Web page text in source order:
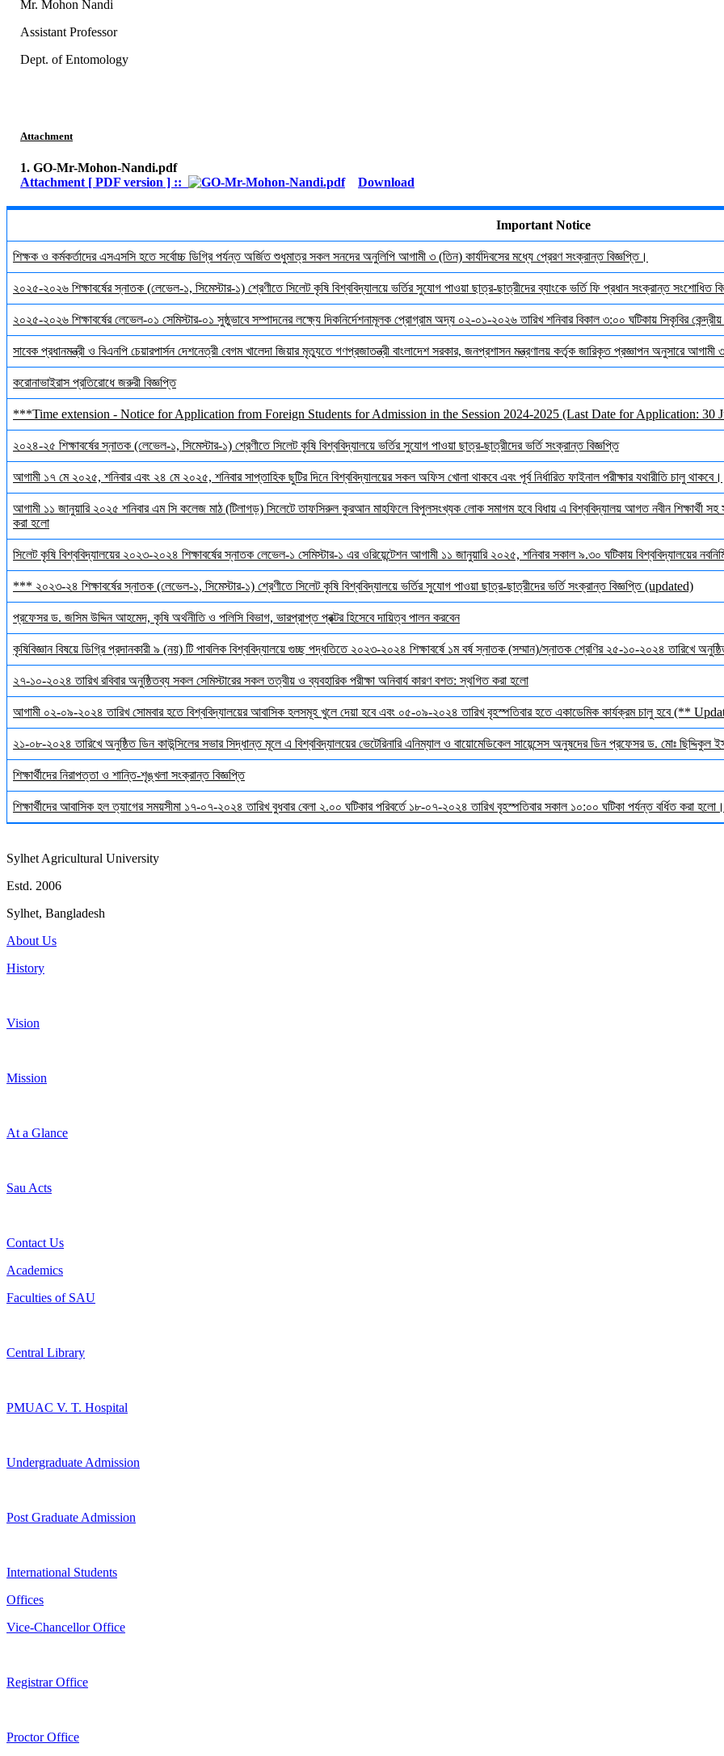
Mr. Mohon Nandi
Assistant Professor
Dept. of Entomology
Attachment
1. GO-Mr-Mohon-Nandi.pdf
Attachment [ PDF version ] ::
Download
Important Notice
শিক্ষক ও কর্মকর্তাদের এসএসসি হতে সর্বোচ্চ ডিগ্রি পর্যন্ত অর্জিত শুধুমাত্র সকল সনদের অনুলিপি আগামী ৩ (তিন) কার্যদিবসের মধ্যে প্রেরণ সংক্রান্ত বিজ্ঞপ্তি।
২০২৫-২০২৬ শিক্ষাবর্ষের স্নাতক (লেভেল-১, সিমেস্টার-১) শ্রেণীতে সিলেট কৃষি বিশ্ববিদ্যালয়ে ভর্তির সুযোগ পাওয়া ছাত্র-ছাত্রীদের ব্যাংকে ভর্তি ফি প্রধান সংক্রান্ত সংশোধিত
২০২৫-২০২৬ শিক্ষাবর্ষের লেভেল-০১ সেমিস্টার-০১ সুষ্ঠুভাবে সম্পাদনের লক্ষ্যে দিকনির্দেশনামূলক প্রোগ্রাম অদ্য ০২-০১-২০২৬ তারিখ শনিবার বিকাল ৩:০০ ঘটিকায় সিকৃবির
সাবেক প্রধানমন্ত্রী ও বিএনপি চেয়ারপার্সন দেশনেত্রী বেগম খালেদা জিয়ার মৃত্যুতে গণপ্রজাতন্ত্রী বাংলাদেশ সরকার, জনপ্রশাসন মন্ত্রণালয় কর্তৃক জারিকৃত প্রজ্ঞাপন অনুসারে
করোনাভাইরাস প্রতিরোধে জরুরী বিজ্ঞপ্তি
***Time extension - Notice for Application from Foreign Students for Admission in the Session 2024-2025 (Last Date for Application: 30
২০২৪-২৫ শিক্ষাবর্ষের স্নাতক (লেভেল-১, সিমেস্টার-১) শ্রেণীতে সিলেট কৃষি বিশ্ববিদ্যালয়ে ভর্তির সুযোগ পাওয়া ছাত্র-ছাত্রীদের ভর্তি সংক্রান্ত বিজ্ঞপ্তি
আগামী ১৭ মে ২০২৫, শনিবার এবং ২৪ মে ২০২৫, শনিবার সাপ্তাহিক ছুটির দিনে বিশ্ববিদ্যালয়ের সকল অফিস খোলা থাকবে এবং পূর্ব নির্ধারিত ফাইনাল পরীক্ষার যথারীতি চালু থাকবে।
আগামী ১১ জানুয়ারি ২০২৫ শনিবার এম সি কলেজ মাঠ (টিলাগড়) সিলেটে তাফসিরুল কুরআন মাহফিলে বিপুলসংখ্যক লোক সমাগম হবে বিধায় এ বিশ্ববিদ্যালয় আগত নবীন শিক্ষার্থী সহ
করা হলো
সিলেট কৃষি বিশ্ববিদ্যালয়ের ২০২৩-২০২৪ শিক্ষাবর্ষের স্নাতক লেভেল-১ সেমিস্টার-১ এর ওরিয়েন্টেশন আগামী ১১ জানুয়ারি ২০২৫, শনিবার সকাল ৯.৩০ ঘটিকায় বিশ্ববিদ্যালয়ের
*** ২০২৩-২৪ শিক্ষাবর্ষের স্নাতক (লেভেল-১, সিমেস্টার-১) শ্রেণীতে সিলেট কৃষি বিশ্ববিদ্যালয়ে ভর্তির সুযোগ পাওয়া ছাত্র-ছাত্রীদের ভর্তি সংক্রান্ত বিজ্ঞপ্তি (updated)
প্রফেসর ড. জসিম উদ্দিন আহমেদ, কৃষি অর্থনীতি ও পলিসি বিভাগ, ভারপ্রাপ্ত প্রক্টর হিসেবে দায়িত্ব পালন করবেন
কৃষিবিজ্ঞান বিষয়ে ডিগ্রি প্রদানকারী ৯ (নয়) টি পাবলিক বিশ্ববিদ্যালয়ে গুচ্ছ পদ্ধতিতে ২০২৩-২০২৪ শিক্ষাবর্ষে ১ম বর্ষ স্নাতক (সম্মান)/স্নাতক শ্রেণির ২৫-১০-২০২৪ তারিখে
২৭-১০-২০২৪ তারিখ রবিবার অনুষ্ঠিতব্য সকল সেমিস্টারের সকল তত্বীয় ও ব্যবহারিক পরীক্ষা অনিবার্য কারণ বশত: স্থগিত করা হলো
আগামী ০২-০৯-২০২৪ তারিখ সোমবার হতে বিশ্ববিদ্যালয়ের আবাসিক হলসমূহ খুলে দেয়া হবে এবং ০৫-০৯-২০২৪ তারিখ বৃহস্পতিবার হতে একাডেমিক কার্যক্রম চালু হবে (**
২১-০৮-২০২৪ তারিখে অনুষ্ঠিত ডিন কাউন্সিলের সভার সিদ্ধান্ত মূলে এ বিশ্ববিদ্যালয়ের ভেটেরিনারি এনিম্যাল ও বায়োমেডিকেল সায়েন্সেস অনুষদের ডিন প্রফেসর ড. মোঃ ছিদ্দিকুল
শিক্ষার্থীদের নিরাপত্তা ও শান্তি-শৃঙ্খলা সংক্রান্ত বিজ্ঞপ্তি
শিক্ষার্থীদের আবাসিক হল ত্যাগের সময়সীমা ১৭-০৭-২০২৪ তারিখ বুধবার বেলা ২.০০ ঘটিকার পরিবর্তে ১৮-০৭-২০২৪ তারিখ বৃহস্পতিবার সকাল ১০:০০ ঘটিকা পর্যন্ত বর্ধিত করা
Sylhet Agricultural University
Estd. 2006
Sylhet, Bangladesh
About Us
History
Vision
Mission
At a Glance
Sau Acts
Contact Us
Academics
Faculties of SAU
Central Library
PMUAC V. T. Hospital
Undergraduate Admission
Post Graduate Admission
International Students
Offices
Vice-Chancellor Office
Registrar Office
Proctor Office